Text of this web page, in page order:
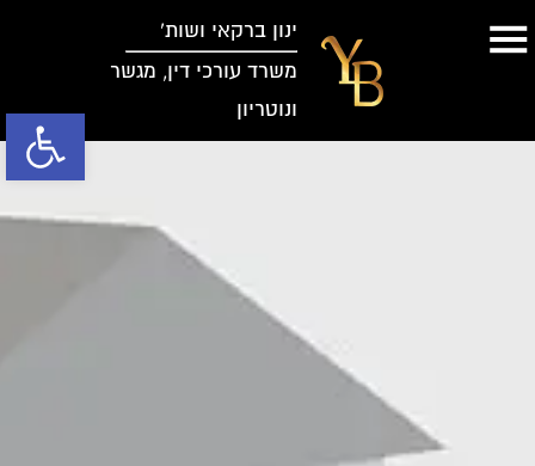
ינון ברקאי ושות’
משרד עורכי דין, מגשר
ונוטריון
פתח סרגל